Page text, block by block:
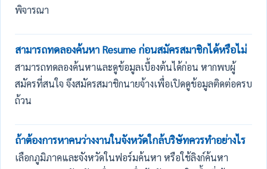
พิจารณา
สามารถทดลองค้นหา Resume ก่อนสมัครสมาชิกได้หรือไม่
สามารถทดลองค้นหาและดูข้อมูลเบื้องต้นได้ก่อน หากพบผู้
สมัครที่สนใจ จึงสมัครสมาชิกนายจ้างเพื่อเปิดดูข้อมูลติดต่อครบ
ถ้วน
ถ้าต้องการหาคนว่างงานในจังหวัดใกล้บริษัทควรทำอย่างไร
เลือกภูมิภาคและจังหวัดในฟอร์มค้นหา หรือใช้ลิงก์ค้นหา